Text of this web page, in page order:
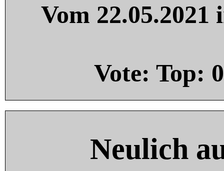
Vom
Vote: Top: 0
Neulich